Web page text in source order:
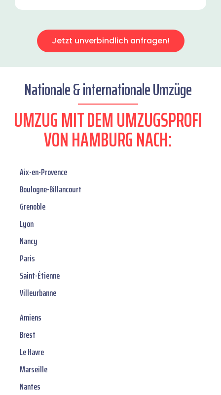
Jetzt unverbindlich anfragen!
Nationale & internationale Umzüge
UMZUG MIT DEM UMZUGSPROFI
VON HAMBURG NACH:
Aix-en-Provence
Boulogne-Billancourt
Grenoble
Lyon
Nancy
Paris
Saint-Étienne
Villeurbanne
Amiens
Brest
Le Havre
Marseille
Nantes